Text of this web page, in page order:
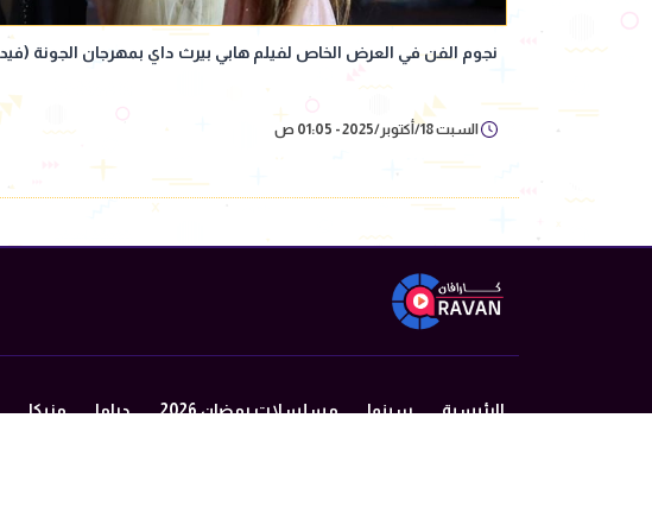
نجوم الفن في العرض الخاص لفيلم هابي بيرث داي بمهرجان الجونة
السبت 18/أكتوبر/2025 - 01:05 ص
الرئيسية سينما مسلسلات رمضان 2026 دراما مزيكا